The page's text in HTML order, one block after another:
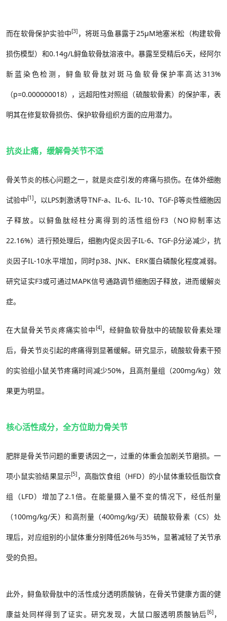
而在软骨保护实验中[3] ，将斑马鱼暴露于25μM地塞米松（构建软骨
损伤模型）和0.14g/L鲟鱼软骨肽溶液中。暴露至受精后6天，经阿尔
新蓝染色检测，鲟鱼软骨肽对斑马鱼软骨保护率高达313%
（p=0.000000018），远超阳性对照组（硫酸软骨素）的保护率，表
明其在修复软骨损伤、保护软骨组织方面的应用潜力。
抗炎止痛，缓解骨关节不适
骨关节炎的核心问题之一，就是炎症引发的疼痛与损伤。在体外细胞
试验中[1]，以LPS刺激诱导TNF-a、 IL-6、 IL-10、 TGF-β等炎性细胞因
子释放。以鲟鱼肽经柱分离得到的活性组份F3（NO抑制率达
22.16%）进行预处理后，细胞内促炎因子IL-6、TGF-β分泌减少，抗
炎因子IL-10水平增加，同时p38、 JNK、 ERK蛋白磷酸化程度减弱。
研究证实F3或可通过MAPK信号通路调节细胞因子释放，进而缓解炎
症。
在大鼠骨关节炎疼痛实验中[4]，经鲟鱼软骨肽中的硫酸软骨素处理
后，骨关节炎引起的疼痛得到显著缓解。研究显示，硫酸软骨素干预
的实验组小鼠关节疼痛时间减少50%，且高剂量组（200mg/kg）效
果更为明显。
核心活性成分，全方位助力骨关节
肥胖是骨关节问题的重要诱因之一，过重的体重会加剧关节磨损。一
项小鼠实验结果显示[5] ，高脂饮食组（HFD）的小鼠体重较低脂饮食
组（LFD）增加了2.1 倍。在能量摄入量不变的情况下，经低剂量
（100mg/kg/天）和高剂量（400mg/kg/天）硫酸软骨素（CS）处
理后，对应组别的小鼠体重分别降低26%与35%，显著减轻了关节承
受的负担。
此外，鲟鱼软骨肽中的活性成分透明质酸钠，在骨关节健康方面的健
康益处同样得到了证实。研究发现，大鼠口服透明质酸钠后[6]，